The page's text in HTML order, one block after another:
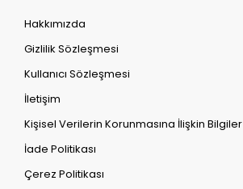
Hakkımızda
Gizlilik Sözleşmesi
Kullanıcı Sözleşmesi
İletişim
Kişisel Verilerin Korunmasına İlişkin Bilgiler
İade Politikası
Çerez Politikası